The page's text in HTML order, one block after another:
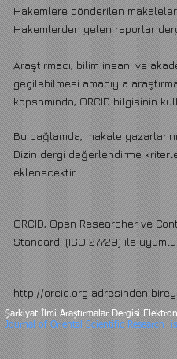
Hakemlere gönderilen
Hakemlerden gelen raporlar
Araştırmacı, bilim insanı ve
geçilebilmesi amacıyla
kapsamında, ORCID bilgisinin
Bu bağlamda, makale
Dizin dergi değerlendirme
eklenecektir.
ORCID, Open Researcher ve
Standardı (ISO 27729) ile
http://orcid.orgadresinden
Şarkiyat İlmi Araştırmalar Dergisi
Journal of Oriental Scientific Research